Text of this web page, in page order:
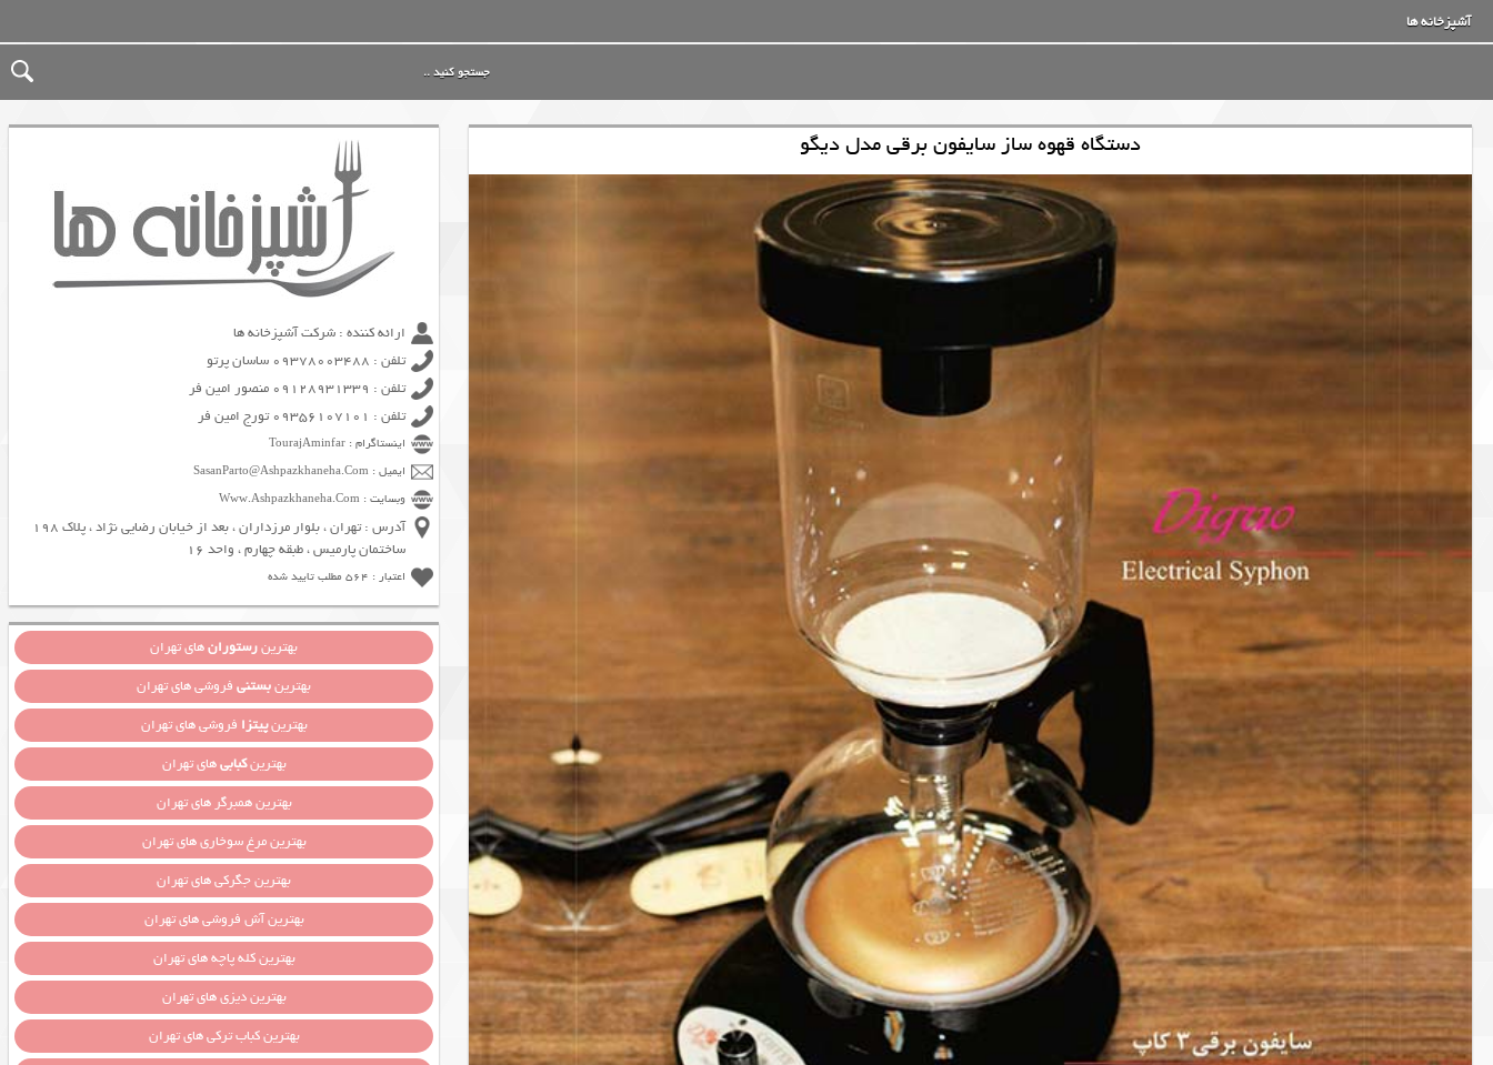
آشپزخانه ها
دستگاه قهوه ساز سایفون برقی مدل دیگو
ارائه کننده : شرکت آشپزخانه ها
تلفن : 09378003488 ساسان پرتو
تلفن : 09128931339 منصور امین فر
تلفن : 09356107101 تورج امین فر
اینستاگرام : TourajAminfar
ایمیل : SasanParto@Ashpazkhaneha.Com
وبسایت : Www.Ashpazkhaneha.Com
آدرس : تهران ، بلوار مرزداران ، بعد از خیابان رضایی نژاد ، پلاک 198
ساختمان پارمیس ، طبقه چهارم ، واحد 16
اعتبار : 564 مطلب تایید شده
بهترینرستورانهای تهران
بهترینبستنیفروشی های تهران
بهترینپیتزا فروشی های تهران
بهترینکبابیهای تهران
بهترین همبرگر های تهران
بهترین مرغ سوخاری های تهران
بهترین جگرکی های تهران
بهترین آش فروشی های تهران
بهترین کله پاچه های تهران
بهترین دیزی های تهران
بهترین کباب ترکی های تهران